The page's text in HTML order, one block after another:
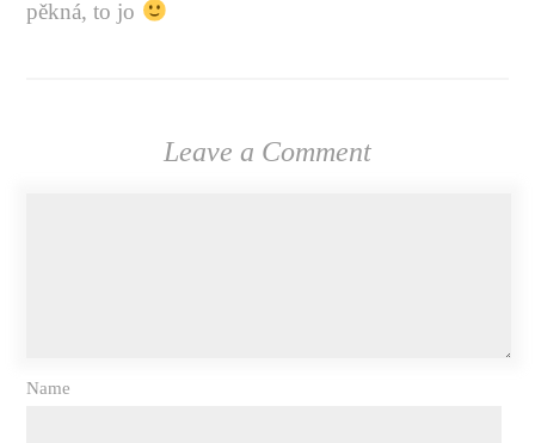
pěkná, to jo
Leave a Comment
Name